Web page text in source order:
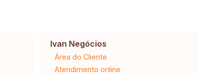
Ivan Negócios
Área do Cliente
Atendimento online